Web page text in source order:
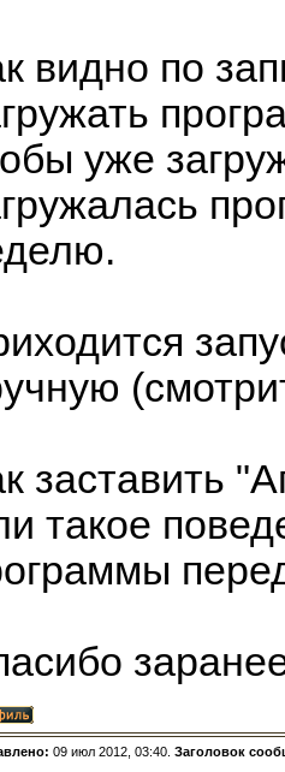
видно по
уже
заставить
такое
09 июл 2012, 03:40. Заголовок